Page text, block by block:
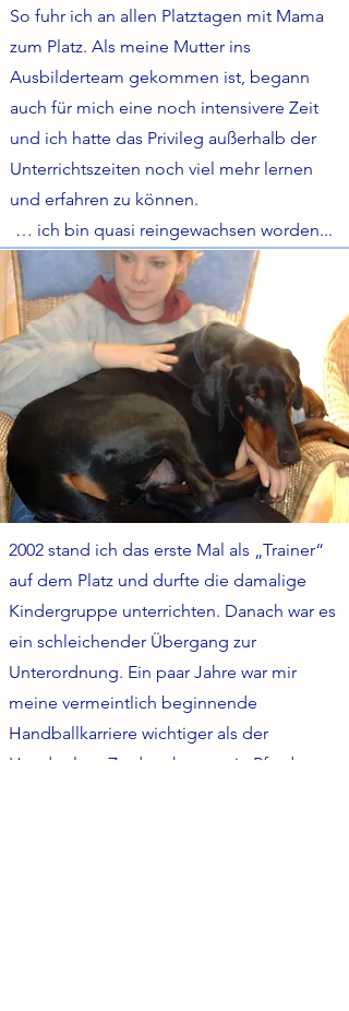
So fuhr ich an allen Platztagen mit Mama
zum Platz. Als meine Mutter ins
Ausbilderteam gekommen ist, begann
auch für mich eine noch intensivere Zeit
und ich hatte das Privileg außerhalb der
Unterrichtszeiten noch viel mehr lernen
und erfahren zu können.
… ich bin quasi reingewachsen worden...
2002 stand ich das erste Mal als „Trainer“
auf dem Platz und durfte die damalige
Kindergruppe unterrichten. Danach war es
ein schleichender Übergang zur
Unterordnung. Ein paar Jahre war mir
meine vermeintlich beginnende
Handballkarriere wichtiger als der
Hundeplatz. Zu dem kam mein Pferd